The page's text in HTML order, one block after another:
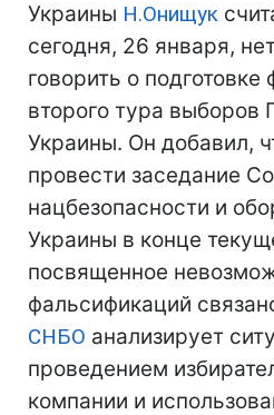
Украины Н.Онищук
сегодня, 26 января,
говорить о
второго тура выборов
Украины. Он добавил,
провести заседание
нацбезопасности и
Украины в конце
посвященное
фальсификаций
СНБО анализирует
проведением
компании и